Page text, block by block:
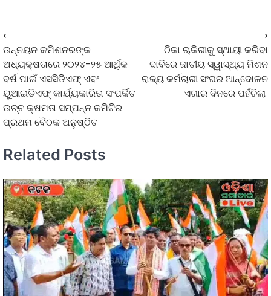
⟵
ଉନ୍ନୟନ କମିଶନରଙ୍କ
ଅଧ୍ୟକ୍ଷତାରେ ୨୦୨୪-୨୫ ଆର୍ଥିକ
ବର୍ଷ ପାଇଁ ଏସସିଡିଏଫ୍ ଏବଂ
ୟୁଆଇଡିଏଫ୍ କାର୍ଯ୍ୟକାରିତା ସଂପର୍କିତ
ଉଚ୍ଚ କ୍ଷମତା ସମ୍ପନ୍ନ କମିଟିର
ପ୍ରଥମ ବୈଠକ ଅନୁଷ୍ଠିତ
ଠିକା ଚାକିରୀକୁ ସ୍ଥାୟୀ କରିବା
ଦାବିରେ ଜାତୀୟ ସ୍ୱାସ୍ଥ୍ୟ ମିଶନ
ରାଜ୍ୟ କର୍ମଚାରୀ ସଂଘର ଆନ୍ଦୋଳନ
ଏଗାର ଦିନରେ ପହଁଚିଲା
⟶
Related Posts